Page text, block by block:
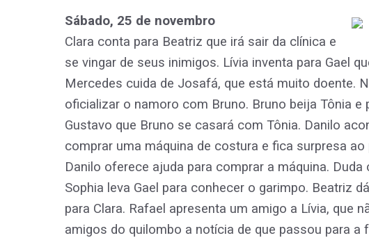
Sábado, 25 de novembro
Clara conta para Beatriz que irá sair da clínica e
se vingar de seus inimigos. Lívia inventa para Gael
Mercedes cuida de Josafá, que está muito doente.
oficializar o namoro com Bruno. Bruno beija Tônia e
Gustavo que Bruno se casará com Tônia. Danilo
comprar uma máquina de costura e fica surpresa
Danilo oferece ajuda para comprar a máquina.
Sophia leva Gael para conhecer o garimpo. Beatriz
para Clara. Rafael apresenta um amigo a Lívia, que
amigos do quilombo a notícia de que passou para a